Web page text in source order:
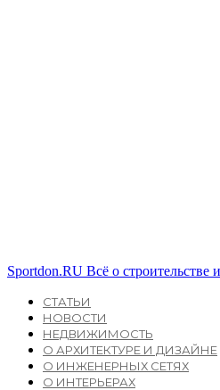
Sportdon.RU Всё о строительстве
СТАТЬИ
НОВОСТИ
НЕДВИЖИМОСТЬ
О АРХИТЕКТУРЕ И ДИЗАЙНЕ
О ИНЖЕНЕРНЫХ СЕТЯХ
О ИНТЕРЬЕРАХ